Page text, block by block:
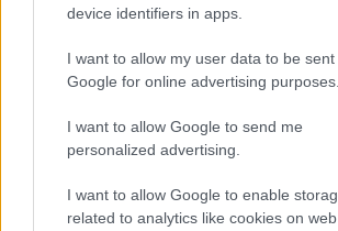
device identifiers in apps.
I want to allow my user data to be sent
Google for online advertising purposes.
I want to allow Google to send me
personalized advertising.
I want to allow Google to enable
related to analytics like cookies on
Imparare frontside e backside:
SNOWBOARD